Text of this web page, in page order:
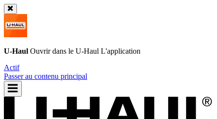
U-Haul Ouvrir dans le U-Haul L'application
Actif
Passer au contenu principal